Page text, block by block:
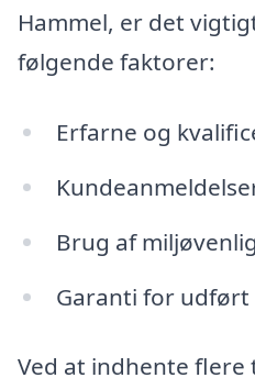
Hammel, er det
følgende faktorer:
Erfarne og
Brug af
Garanti for udført
Ved at indhente flere